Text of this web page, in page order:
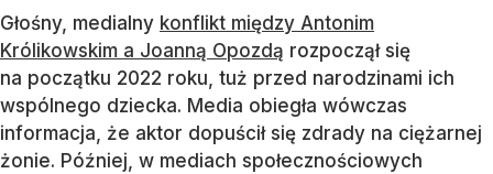
Głośny, medialny konflikt między Antonim
Królikowskim a Joanną Opozdą rozpoczął się
na początku 2022 roku, tuż przed narodzinami ich
wspólnego dziecka. Media obiegła wówczas
informacja, że aktor dopuścił się zdrady na ciężarnej
żonie. Później, w mediach społecznościowych